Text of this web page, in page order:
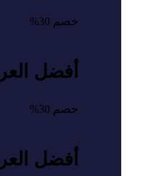
خصم 30%
أفضل
خصم 30%
أفضل